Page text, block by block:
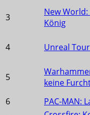
3
New World:
König
4
Unreal
5
keine
6
PAC-MAN: